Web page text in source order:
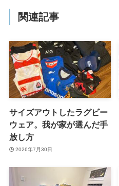
関連記事
サイズアウトしたラグビー
ウェア。我が家が選んだ手
放し方
2026年7月30日